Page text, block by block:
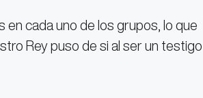
cada uno de los grupos, lo que
Rey puso de si al ser un testigo